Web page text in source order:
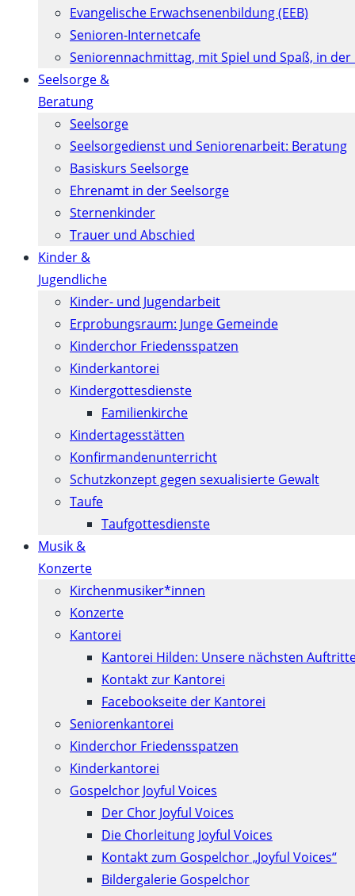
Evangelische Erwachsenenbildung (EEB)
Senioren-Internetcafe
Seniorennachmittag, mit Spiel und Spaß, in
Seelsorge &
Beratung
Seelsorge
Seelsorgedienst und Seniorenarbeit: Beratung
Basiskurs Seelsorge
Ehrenamt in der Seelsorge
Sternenkinder
Trauer und Abschied
Kinder &
Jugendliche
Kinder- und Jugendarbeit
Erprobungsraum: Junge Gemeinde
Kinderchor Friedensspatzen
Kinderkantorei
Kindergottesdienste
Familienkirche
Kindertagesstätten
Konfirmanden­unterricht
Schutzkonzept gegen sexualisierte Gewalt
Taufe
Taufgottesdienste
Musik &
Konzerte
Kirchenmusiker*innen
Konzerte
Kantorei
Kantorei Hilden: Unsere nächsten
Kontakt zur Kantorei
Facebookseite der Kantorei
Seniorenkantorei
Kinderchor Friedensspatzen
Kinderkantorei
Gospelchor Joyful Voices
Der Chor Joyful Voices
Die Chorleitung Joyful Voices
Kontakt zum Gospelchor „Joyful Voices“
Bildergalerie Gospelchor